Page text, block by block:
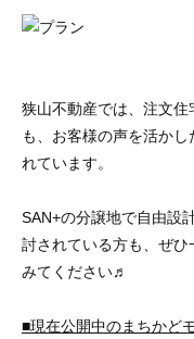
狭山不動産では、注文
も、お客様の声を活か
れています。
SAN+の分譲地で自由設
討されている方も、ぜ
みてください♬
■現在公開中のまちかど